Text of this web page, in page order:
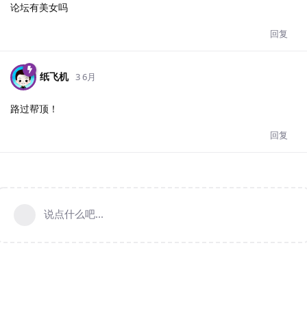
论坛有美女吗
回复
纸飞机 3 6月
路过帮顶！
回复
说点什么吧...